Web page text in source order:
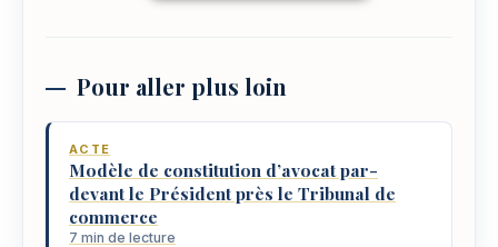
Pour aller plus loin
ACTE
Modèle de constitution d’avocat par-
devant le Président près le Tribunal de
commerce
7 min de lecture